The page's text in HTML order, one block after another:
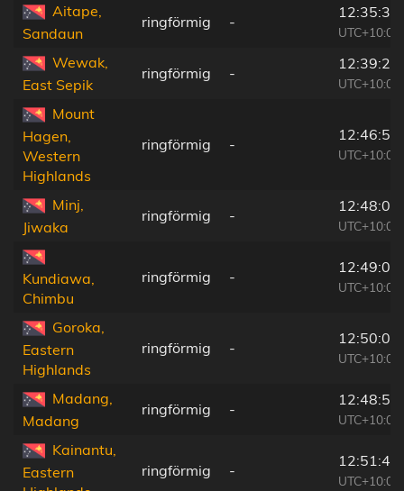
Aitape,
Sandaun
ringförmig -
12:35:33
UTC+10:00
Wewak,
East Sepik
ringförmig -
12:39:27
UTC+10:00
Mount
Hagen,
Western
Highlands
ringförmig -
12:46:55
UTC+10:00
Minj,
Jiwaka
ringförmig -
12:48:05
UTC+10:00
Kundiawa,
Chimbu
ringförmig -
12:49:00
UTC+10:00
Goroka,
Eastern
Highlands
ringförmig -
12:50:09
UTC+10:00
Madang,
Madang
ringförmig -
12:48:50
UTC+10:00
Kainantu,
Eastern
ringförmig -
12:51:47
UTC+10:00